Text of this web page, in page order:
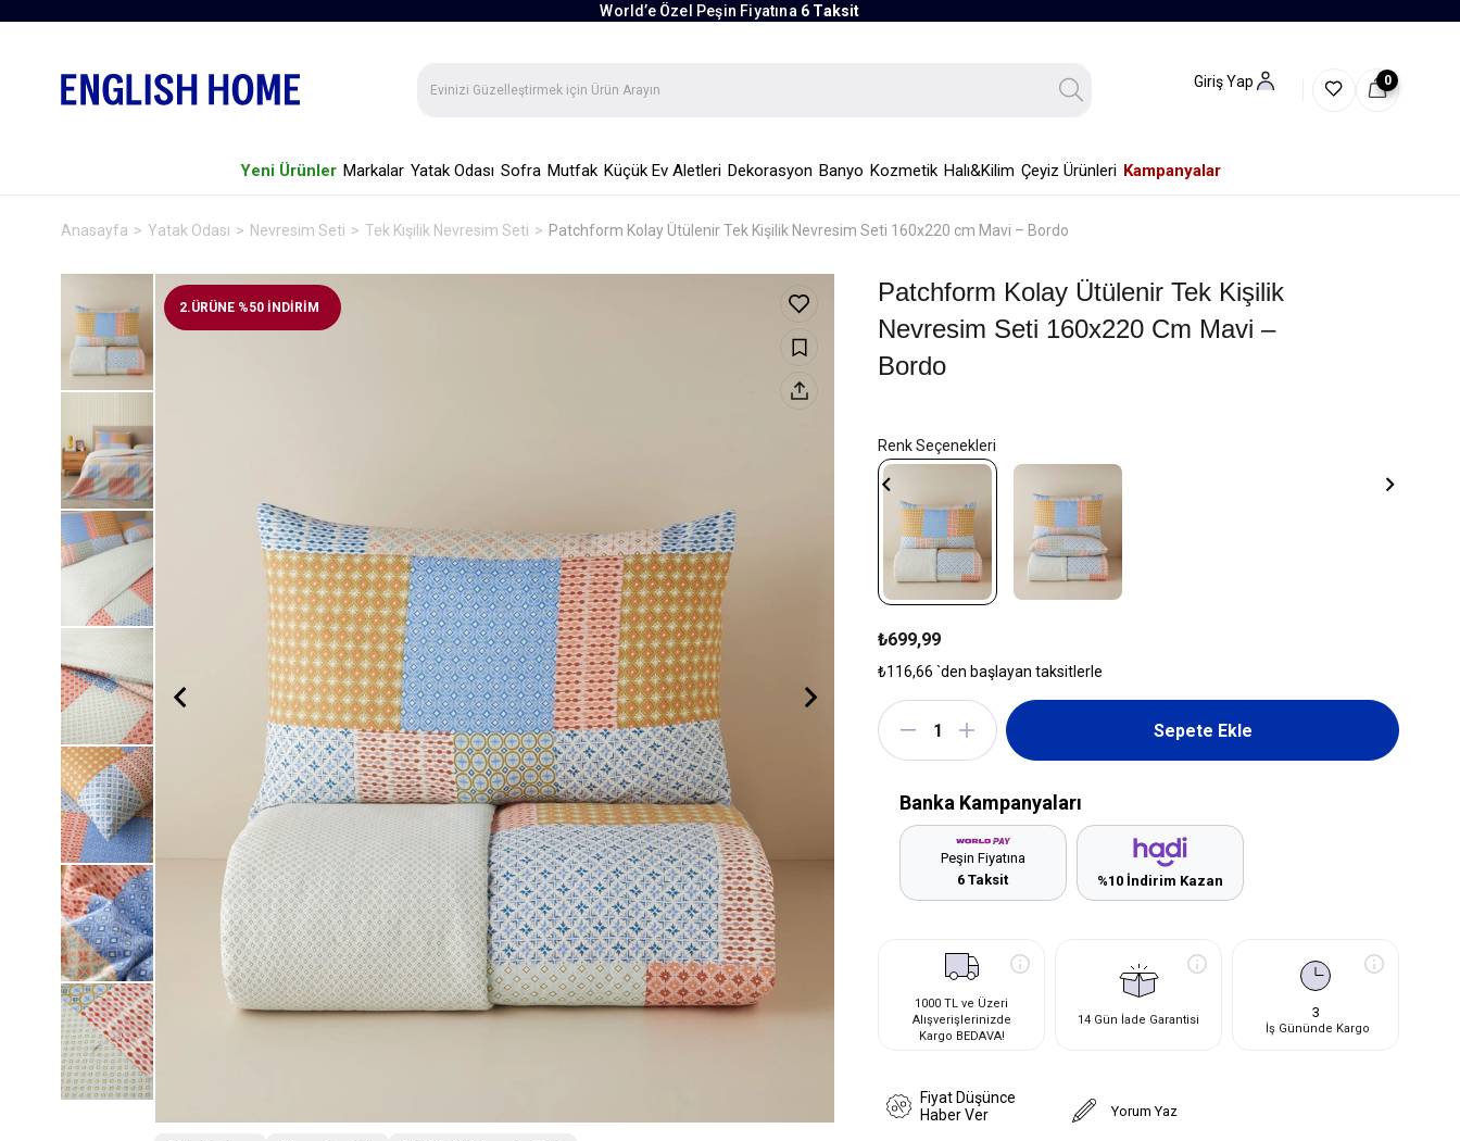
World’e Özel Peşin Fiyatına 6 Taksit
Giriş Yap 0
Yeni Ürünler Markalar Yatak Odası Sofra Mutfak Küçük Ev Aletleri Dekorasyon Banyo Kozmetik Halı&Kilim Çeyiz Ürünleri Kampanyalar
Anasayfa Yatak Odası Nevresim Seti Tek Kişilik Nevresim Seti Patchform Kolay Ütülenir Tek Kişilik Nevresim Seti 160x220 cm Mavi – Bordo
2.ÜRÜNE %50 İNDİRİM
Patchform Kolay Ütülenir Tek Kişilik
Nevresim Seti 160x220 Cm Mavi –
Bordo
₺699,99
₺116,66 `den başlayan taksitlerle
Banka Kampanyaları
Peşin Fiyatına
6 Taksit
%10 İndirim Kazan
1000 TL ve Üzeri
Alışverişlerinizde
Kargo BEDAVA!
14 Gün İade Garantisi 3
İş Gününde Kargo
Fiyat Düşünce
Haber Ver
Yorum Yaz